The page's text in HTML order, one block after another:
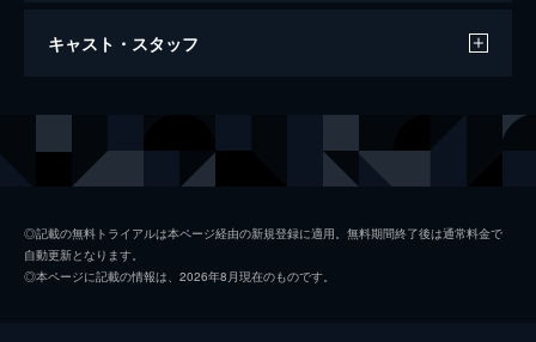
ラブ・エクスペリメント
キャスト・スタッフ
スチュアート・モーティマー
◎記載の無料トライアルは本ページ経由の新規登録に適用。無料期間終了後は通常料金で
自動更新となります。
◎本ページに記載の情報は、2026年8月現在のものです。